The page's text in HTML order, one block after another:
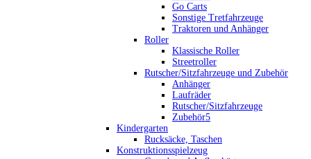
Go Carts
Sonstige Tretfahrzeuge
Traktoren und Anhänger
Roller
Klassische Roller
Streetroller
Rutscher/Sitzfahrzeuge und Zubehör
Anhänger
Laufräder
Rutscher/Sitzfahrzeuge
Zubehör5
Kindergarten
Rucksäcke, Taschen
Konstruktionsspielzeug